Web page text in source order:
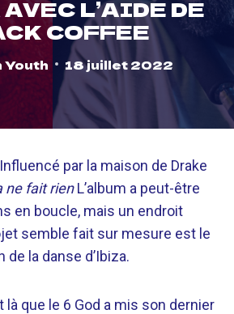
L’AIDE DE
COFFEE
Youth 18 juillet 2022
Influencé par la maison de Drake
ne fait rienL’album a peut-être
en boucle, mais un endroit
semble fait sur mesure est le
la danse d’Ibiza.
là que le 6 God a mis son dernier